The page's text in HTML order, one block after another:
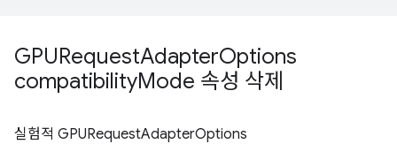
GPURequestAdapterOptions
compatibilityMode 속성 삭제
실험적 GPURequestAdapterOptions